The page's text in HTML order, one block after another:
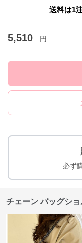
送料は1
5,510 円
必ず
チェーン バッグシ